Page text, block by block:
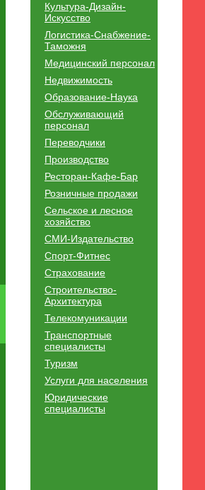
Культура-Дизайн-
Искусство
Логистика-Снабжение-
Таможня
Медицинский персонал
Недвижимость
Образование-Наука
Обслуживающий
персонал
Переводчики
Производство
Ресторан-Кафе-Бар
Розничные продажи
Сельское и лесное
хозяйство
СМИ-Издательство
Спорт-Фитнес
Страхование
Строительство-
Архитектура
Телекомуникации
Транспортные
специалисты
Туризм
Услуги для населения
Юридические
специалисты